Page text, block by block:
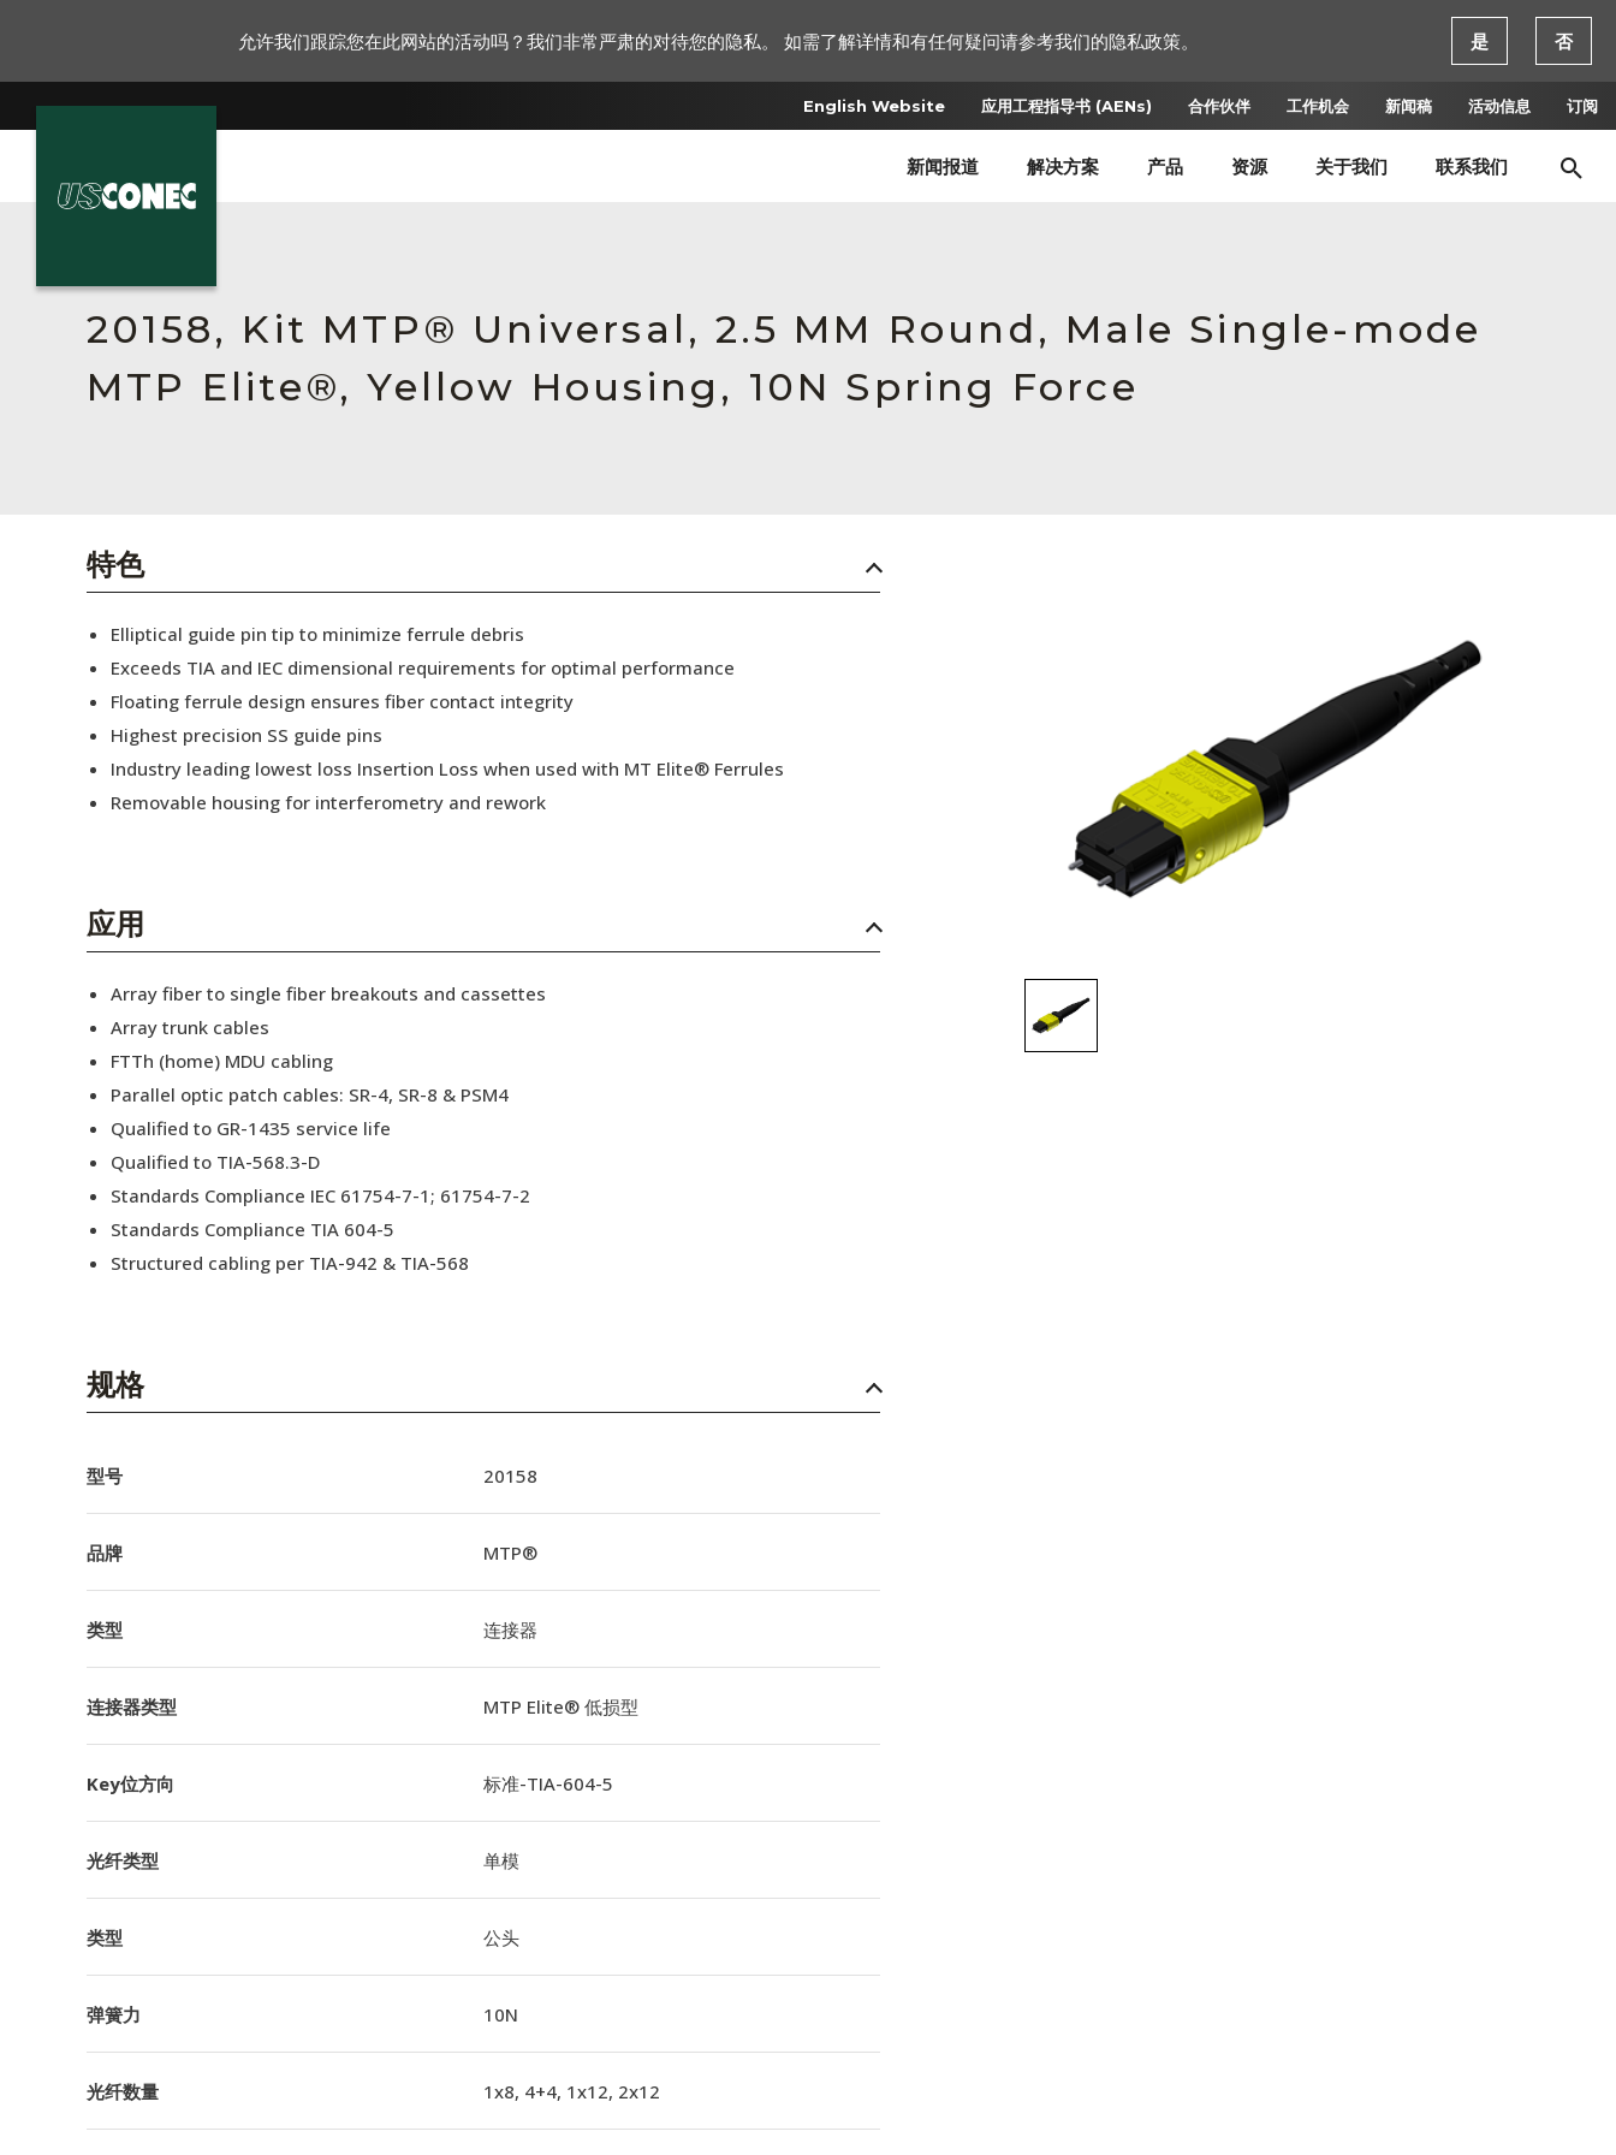
English Website 应用工程指导书 (AENs) 合作伙伴 工作机会 新闻稿 活动信息 订阅
新闻报道 解决方案 产品 资源 关于我们 联系我们
English Website
应用工程指导书 (AENs)
工作机会
活动信息
20158, Kit MTP® Universal, 2.5 MM Round, Male Single-mode
MTP Elite®, Yellow Housing, 10N Spring Force
特色
Elliptical guide pin tip to minimize ferrule debris
Exceeds TIA and IEC dimensional requirements for optimal performance
Floating ferrule design ensures fiber contact integrity
Highest precision SS guide pins
Industry leading lowest loss Insertion Loss when used with MT Elite® Ferrules
Removable housing for interferometry and rework
应用
Array fiber to single fiber breakouts and cassettes
Array trunk cables
FTTh (home) MDU cabling
Parallel optic patch cables: SR-4, SR-8 & PSM4
Qualified to GR-1435 service life
Qualified to TIA-568.3-D
Standards Compliance IEC 61754-7-1; 61754-7-2
Standards Compliance TIA 604-5
Structured cabling per TIA-942 & TIA-568
规格
型号 20158
品牌 MTP®
类型 连接器
连接器类型 MTP Elite® 低损型
Key位方向 标准-TIA-604-5
光纤类型 单模
类型 公头
弹簧力 10N
光纤数量 1x8, 4+4, 1x12, 2x12
允许我们跟踪您在此网站的活动吗？我们非常严肃的对待您的隐私。 如需了解详情和有任何疑问请参考我们的隐私政策。 是 否